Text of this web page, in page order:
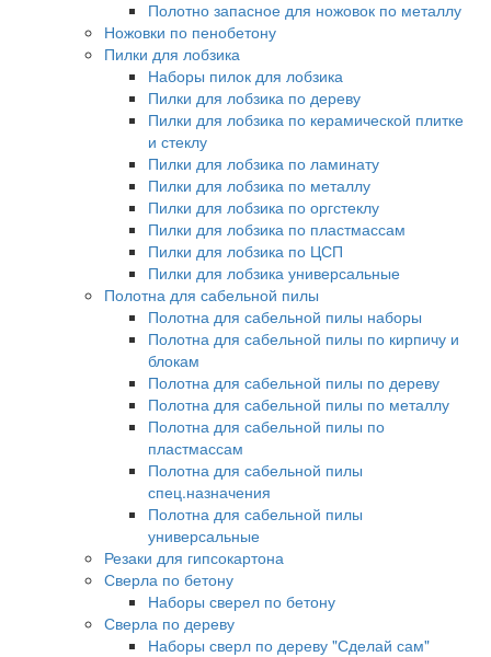
Полотно запасное для ножовок по металлу
Ножовки по пенобетону
Пилки для лобзика
Наборы пилок для лобзика
Пилки для лобзика по дереву
Пилки для лобзика по керамической плитке
и стеклу
Пилки для лобзика по ламинату
Пилки для лобзика по металлу
Пилки для лобзика по оргстеклу
Пилки для лобзика по пластмассам
Пилки для лобзика по ЦСП
Пилки для лобзика универсальные
Полотна для сабельной пилы
Полотна для сабельной пилы наборы
Полотна для сабельной пилы по кирпичу и
блокам
Полотна для сабельной пилы по дереву
Полотна для сабельной пилы по металлу
Полотна для сабельной пилы по
пластмассам
Полотна для сабельной пилы
спец.назначения
Полотна для сабельной пилы
универсальные
Резаки для гипсокартона
Сверла по бетону
Наборы сверел по бетону
Сверла по дереву
Наборы сверл по дереву "Сделай сам"